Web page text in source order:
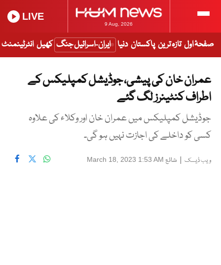
9 Aug, 2026
LIVE
صفحۂ اول تازہ ترین پاکستان دنیا ایران-اسرائیل جنگ کھیل انٹرٹینمنٹ
عمران خان کی پیشی، جوڈیشل کمپلیکس کے
اطراف کنٹینرز لگ گئے
جوڈیشل کمپلیکس میں عمران خان اور وکلاء کی علاوہ
کسی کو داخلے کی اجازت نہیں ہو گی۔
ویب ڈیسک | شائع March 18, 2023 1:53 AM